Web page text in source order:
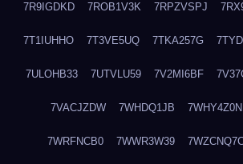
7R9IGDKD 7ROB1V3K 7RPZVSPJ
7T1IUHHO 7T3VE5UQ 7TKA257G
7ULOHB33 7UTVLU59 7V2MI6BF
7VACJZDW 7WHDQ1JB 7WHY4Z0N
7WRFNCB0 7WWR3W39